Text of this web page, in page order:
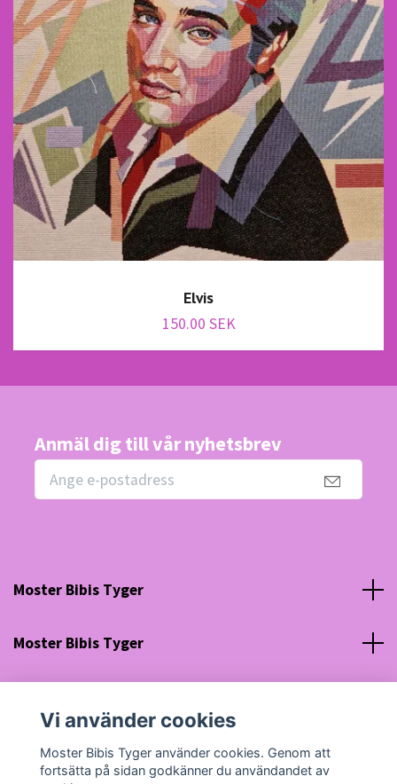
Elvis
150.00 SEK
Anmäl dig till vår nyhetsbrev
Moster Bibis Tyger
Moster Bibis Tyger
Org nr: 630910-5945
Vi använder cookies
Moster Bibis Tyger använder cookies. Genom att
fortsätta på sidan godkänner du användandet av